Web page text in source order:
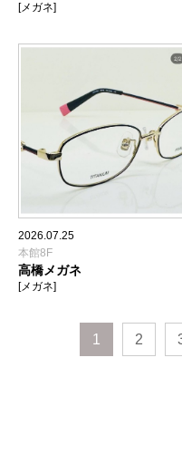
[メガネ]
2026.07.25
本館8F
高橋メガネ
[メガネ]
1 2